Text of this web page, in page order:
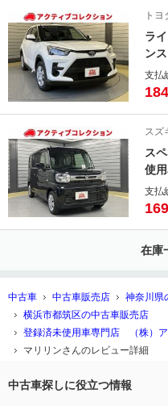
グ
トヨ
ラ
ン
オ
ス
Ｓ
支払
スズ
ス
使
ア
突
ー
支払
在庫
中古車 中古車販売店
神奈川県
横浜市都筑区の中古車販売店
登録済未使用車専門店 （株）
マリリンさんのレビュー詳細
中古車探しに役立つ情報